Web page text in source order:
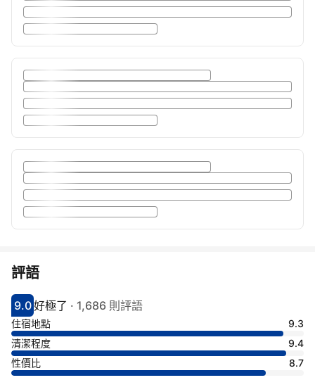
評語
分數9分
9.0
評比好極了
好極了 · 1,686 則評語
住宿地點
9.3
清潔程度
9.4
性價比
8.7